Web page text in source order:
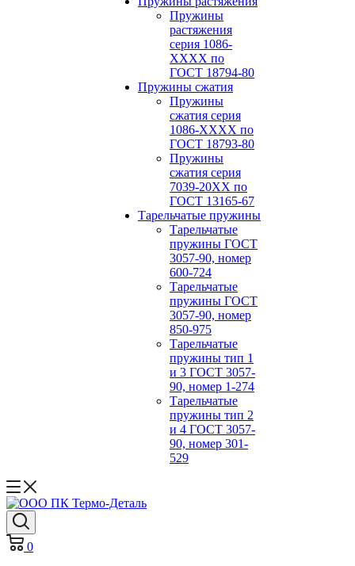
Пружины
растяжения
серия 1086-
ХХХХ по
ГОСТ 18794‑80
Пружины сжатия
Пружины
сжатия серия
1086-ХХХХ по
ГОСТ 18793‑80
Пружины
сжатия серия
7039-20ХХ по
ГОСТ 13165‑67
Тарельчатые пружины
Тарельчатые
пружины ГОСТ
3057-90, номер
600-724
Тарельчатые
пружины ГОСТ
3057-90, номер
850-975
Тарельчатые
пружины тип 1
и 3 ГОСТ 3057-
90, номер 1-274
Тарельчатые
пружины тип 2
и 4 ГОСТ 3057-
90, номер 301-
529
0